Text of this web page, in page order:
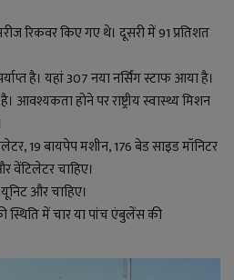
रिकवर किए गए थे। दूसरी में91प्रतिशत
है। यहां307नया नर्सिंग स्टाफ आया है।
आवश्यकता होने पर राष्ट्रीय स्वास्थ्य मिशन
19 बायपेप मशीन, 176 बेड साइड मॉनिटर
वेंटिलेटर चाहिए।
और चाहिए।
में चार या पांच एंबुलेंस की